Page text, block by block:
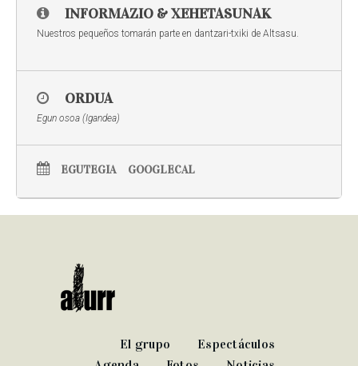
INFORMAZIO & XEHETASUNAK
Nuestros pequeños tomarán parte en dantzari-txiki de Altsasu.
ORDUA
Egun osoa (Igandea)
EGUTEGIA GOOGLECAL
El grupo
Espectáculos